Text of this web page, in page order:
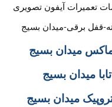
تعمیرات آیفون تصویری
قفل برقی-میدان بسیج
میدان بسیج
میدان بسیج
میدان بسیج